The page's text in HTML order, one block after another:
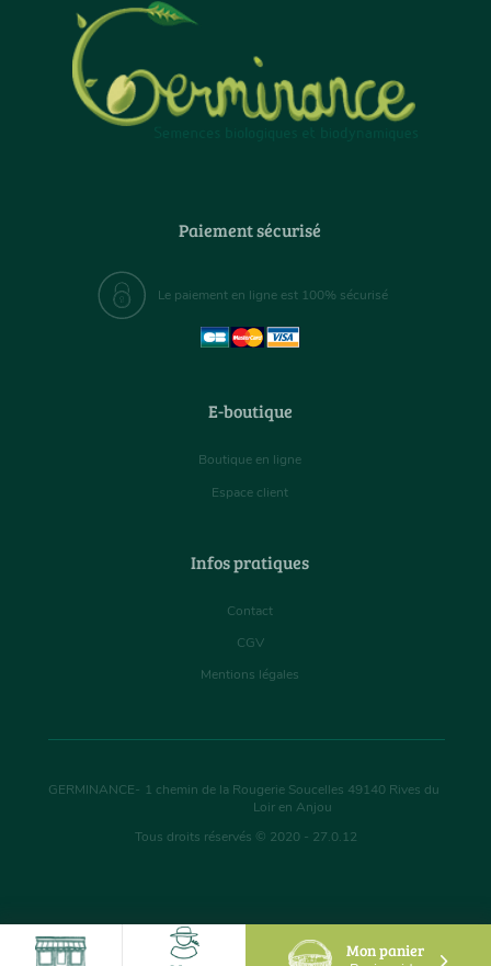
Mon panier
Paiement sécurisé
Le paiement en ligne est 100% sécurisé
E-boutique
Boutique en ligne
Espace client
Infos pratiques
Contact
CGV
Mentions légales
GERMINANCE- 1 chemin de la Rougerie Soucelles 49140 Rives du
Loir en Anjou
Tous droits réservés © 2020 - 27.0.12